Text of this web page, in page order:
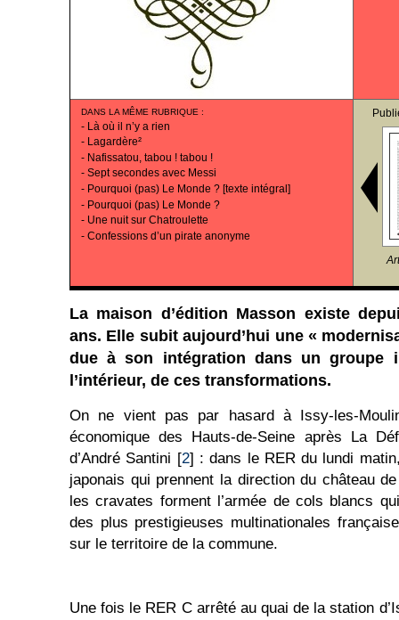
DANS LA MÊME RUBRIQUE :
- Là où il n’y a rien
- Lagardère²
- Nafissatou, tabou ! tabou !
- Sept secondes avec Messi
- Pourquoi (pas) Le Monde ? [texte intégral]
- Pourquoi (pas) Le Monde ?
- Une nuit sur Chatroulette
- Confessions d’un pirate anonyme
La maison d’édition Masson existe
ans. Elle subit aujourd’hui une «
due à son intégration dans un groupe
l’intérieur, de ces transformations.
On ne vient pas par hasard à Issy-les-
économique des Hauts-de-Seine après La
d’André Santini [2] : dans le RER du lundi
japonais qui prennent la direction du château
les cravates forment l’armée de cols blancs
des plus prestigieuses multinationales
sur le territoire de la commune.
Une fois le RER C arrêté au quai de la station